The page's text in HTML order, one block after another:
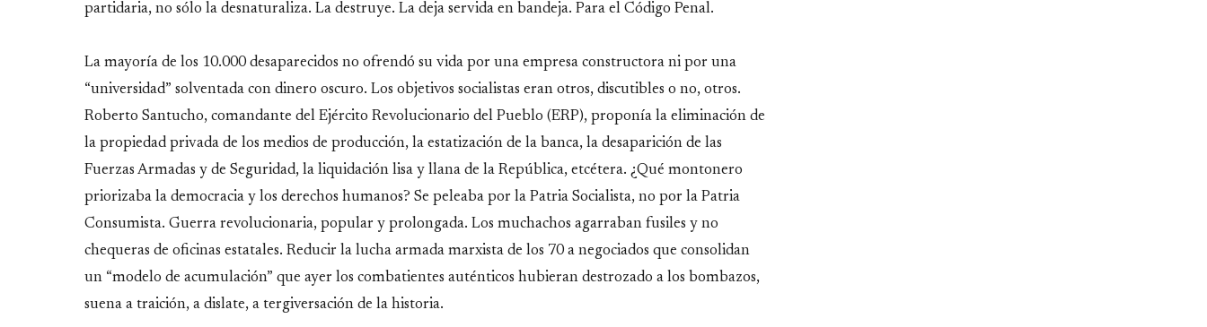
partidaria, no sólo la desnaturaliza. La destruye. La deja servida en bandeja. Para el Código Penal.
La mayoría de los 10.000 desaparecidos no ofrendó su vida por una empresa constructora ni por una
“universidad” solventada con dinero oscuro. Los objetivos socialistas eran otros, discutibles o no, otros.
Roberto Santucho, comandante del Ejército Revolucionario del Pueblo (ERP), proponía la eliminación de
la propiedad privada de los medios de producción, la estatización de la banca, la desaparición de las
Fuerzas Armadas y de Seguridad, la liquidación lisa y llana de la República, etcétera. ¿Qué montonero
priorizaba la democracia y los derechos humanos? Se peleaba por la Patria Socialista, no por la Patria
Consumista. Guerra revolucionaria, popular y prolongada. Los muchachos agarraban fusiles y no
chequeras de oficinas estatales. Reducir la lucha armada marxista de los 70 a negociados que consolidan
un “modelo de acumulación” que ayer los combatientes auténticos hubieran destrozado a los bombazos,
suena a traición, a dislate, a tergiversación de la historia.